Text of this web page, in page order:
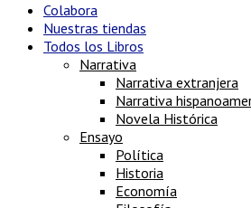
Colabora
Nuestras tiendas
Todos los Libros
Narrativa
Narrativa extranjera
Narrativa
Novela Histórica
Ensayo
Política
Historia
Economía